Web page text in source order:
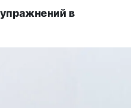
в